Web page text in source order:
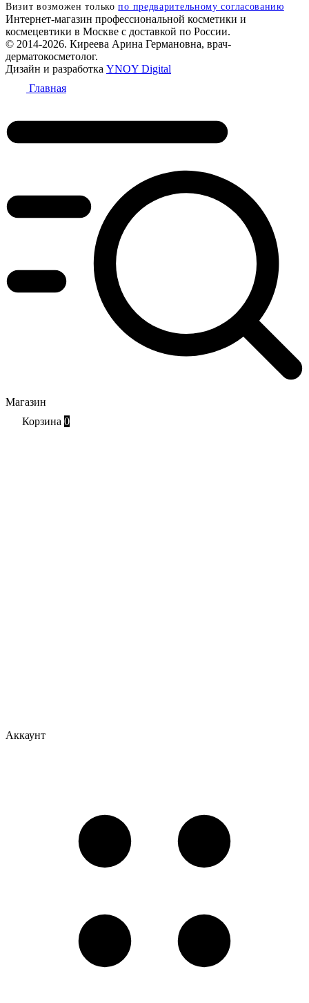
Визит возможен толькопо предварительному согласованию
Интернет-магазин профессиональной косметики и
космецевтики в Москве с доставкой по России.
© 2014-2026. Киреева Арина Германовна, врач-
дерматокосметолог.
Дизайн и разработка YNOY Digital
Главная
Магазин
Корзина 0
Аккаунт